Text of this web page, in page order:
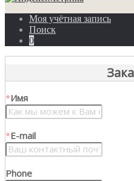
Моя учётная запись
Поиск
0
*Имя
*E-mail
Phone